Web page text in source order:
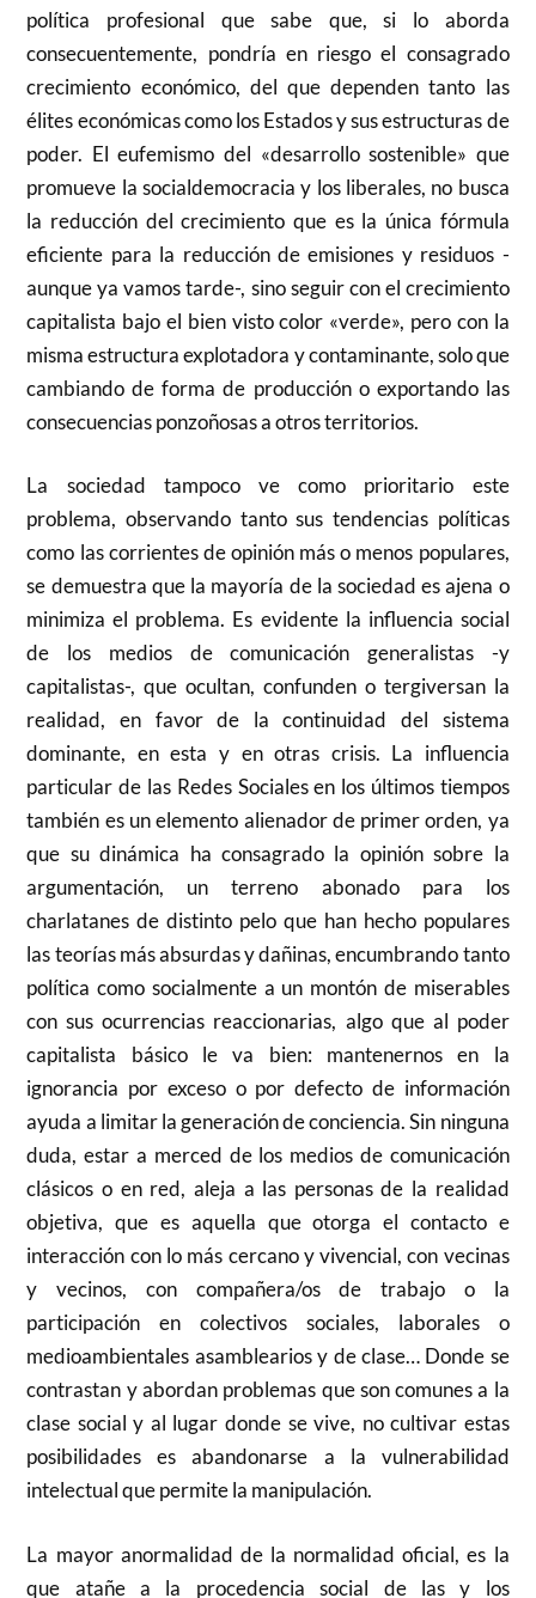
política profesional que sabe que, si lo aborda
consecuentemente, pondría en riesgo el consagrado
crecimiento económico, del que dependen tanto las
élites económicas como los Estados y sus estructuras de
poder. El eufemismo del «desarrollo sostenible» que
promueve la socialdemocracia y los liberales, no busca
la reducción del crecimiento que es la única fórmula
eficiente para la reducción de emisiones y residuos -
aunque ya vamos tarde-, sino seguir con el crecimiento
capitalista bajo el bien visto color «verde», pero con la
misma estructura explotadora y contaminante, solo que
cambiando de forma de producción o exportando las
consecuencias ponzoñosas a otros territorios.
La sociedad tampoco ve como prioritario este
problema, observando tanto sus tendencias políticas
como las corrientes de opinión más o menos populares,
se demuestra que la mayoría de la sociedad es ajena o
minimiza el problema. Es evidente la influencia social
de los medios de comunicación generalistas -y
capitalistas-, que ocultan, confunden o tergiversan la
realidad, en favor de la continuidad del sistema
dominante, en esta y en otras crisis. La influencia
particular de las Redes Sociales en los últimos tiempos
también es un elemento alienador de primer orden, ya
que su dinámica ha consagrado la opinión sobre la
argumentación, un terreno abonado para los
charlatanes de distinto pelo que han hecho populares
las teorías más absurdas y dañinas, encumbrando tanto
política como socialmente a un montón de miserables
con sus ocurrencias reaccionarias, algo que al poder
capitalista básico le va bien: mantenernos en la
ignorancia por exceso o por defecto de información
ayuda a limitar la generación de conciencia. Sin ninguna
duda, estar a merced de los medios de comunicación
clásicos o en red, aleja a las personas de la realidad
objetiva, que es aquella que otorga el contacto e
interacción con lo más cercano y vivencial, con vecinas
y vecinos, con compañera/os de trabajo o la
participación en colectivos sociales, laborales o
medioambientales asamblearios y de clase… Donde se
contrastan y abordan problemas que son comunes a la
clase social y al lugar donde se vive, no cultivar estas
posibilidades es abandonarse a la vulnerabilidad
intelectual que permite la manipulación.
La mayor anormalidad de la normalidad oficial, es la
que atañe a la procedencia social de las y los